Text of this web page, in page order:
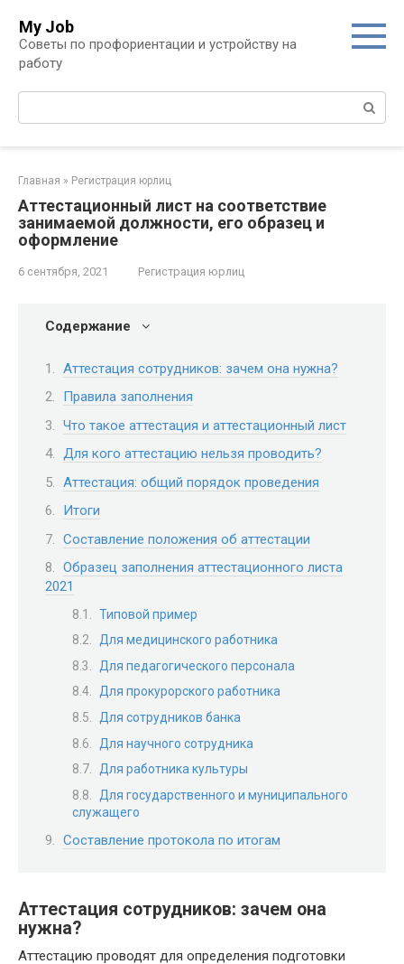
контенту
My Job
Советы по профориентации и устройству на
работу
Главная » Регистрация юрлиц
Аттестационный лист на соответствие
занимаемой должности, его образец и
оформление
6 сентября, 2021 Регистрация юрлиц
Содержание
Аттестация сотрудников: зачем она нужна?
Правила заполнения
Что такое аттестация и аттестационный лист
Для кого аттестацию нельзя проводить?
Аттестация: общий порядок проведения
Итоги
Составление положения об аттестации
Образец заполнения аттестационного листа
2021
Типовой пример
Для медицинского работника
Для педагогического персонала
Для прокурорского работника
Для сотрудников банка
Для научного сотрудника
Для работника культуры
Для государственного и муниципального
служащего
Составление протокола по итогам
Аттестация сотрудников: зачем она
нужна?
Аттестацию проводят для определения подготовки